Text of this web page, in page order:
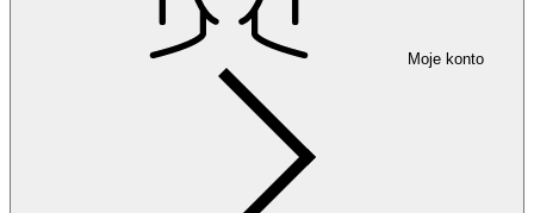
Moje konto